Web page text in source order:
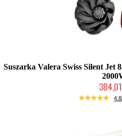
Suszarka Valera Swiss Silent Jet
Duża ilość